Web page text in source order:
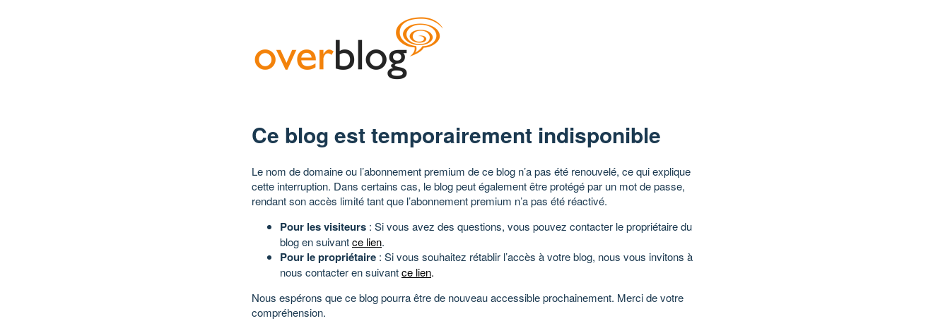
Ce blog est temporairement indisponible
Le nom de domaine ou l’abonnement premium de ce blog n’a pas été renouvelé, ce qui explique
cette interruption. Dans certains cas, le blog peut également être protégé par un mot de passe,
rendant son accès limité tant que l’abonnement premium n’a pas été réactivé.
Pour les visiteurs : Si vous avez des questions, vous pouvez contacter le propriétaire du
blog en suivantce lien.
Pour le propriétaire : Si vous souhaitez rétablir l’accès à votre blog, nous vous invitons à
nous contacter en suivantce lien.
Nous espérons que ce blog pourra être de nouveau accessible prochainement. Merci de votre
compréhension.